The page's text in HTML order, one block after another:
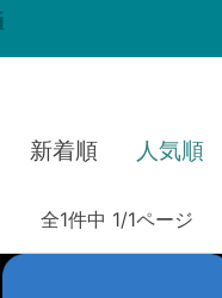
新着順 人気順
全1件中 1/1ページ